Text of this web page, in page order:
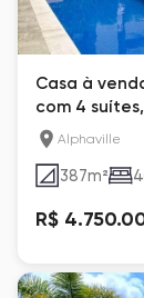
Casa à
com 4
Alphaville
387m² 4
R$